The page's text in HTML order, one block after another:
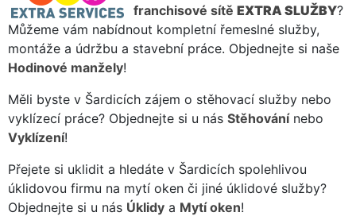
franchisové sítě EXTRA SLUŽBY?
Můžeme vám nabídnout kompletní řemeslné služby,
montáže a údržbu a stavební práce. Objednejte si naše
Hodinové manžely!
Měli byste v Šardicích zájem o stěhovací služby nebo
vyklízecí práce? Objednejte si u nás Stěhovánínebo
Vyklízení!
Přejete si uklidit a hledáte v Šardicích spolehlivou
úklidovou firmu na mytí oken či jiné úklidové služby?
Objednejte si u nás Úklidy a Mytí oken!